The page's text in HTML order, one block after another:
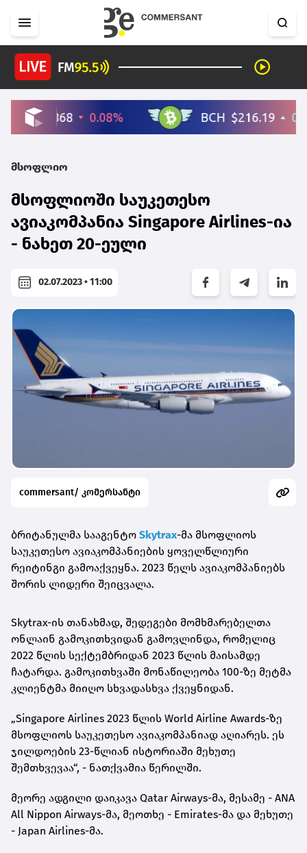
მსოფლიო
მსოფლიოში საუკეთესო
ავიაკომპანია Singapore Airlines-ია
- ნახეთ 20-ეული
02.07.2023 • 11:00
commersant/ კომერსანტი
ბრიტანულმა სააგენტო Skytrax-მა მსოფლიოს
საუკეთესო ავიაკომპანიების ყოველწლიური
რეიტინგი გამოაქვეყნა. 2023 წელს ავიაკომპანიებს
შორის ლიდერი შეიცვალა.
Skytrax-ის თანახმად, შედეგები მომხმარებელთა
ონლაინ გამოკითხვიდან გამოვლინდა, რომელიც
2022 წლის სექტემბრიდან 2023 წლის მაისამდე
ჩატარდა. გამოკითხვაში მონაწილეობა 100-ზე მეტმა
კლიენტმა მიიღო სხვადასხვა ქვეყნიდან.
„Singapore Airlines 2023 წლის World Airline Awards-ზე
მსოფლიოს საუკეთესო ავიაკომპანიად აღიარეს. ეს
ჯილდოების 23-წლიან ისტორიაში მეხუთე
შემთხვევაა“, - ნათქვამია წერილში.
მეორე ადგილი დაიკავა Qatar Airways-მა, მესამე - ANA
All Nippon Airways-მა, მეოთხე - Emirates-მა და მეხუთე
- Japan Airlines-მა.